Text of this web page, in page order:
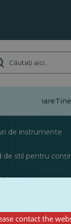
Dezinformare
de instrumente
de stil pentru
de postare pentru
contact the